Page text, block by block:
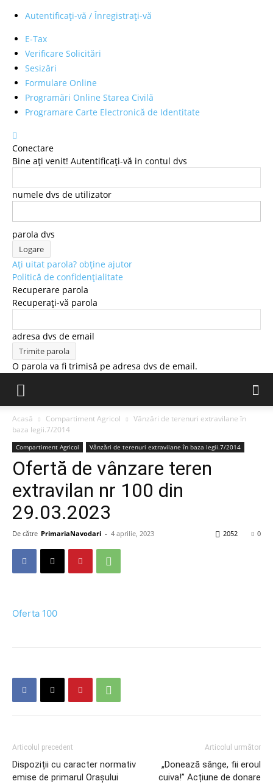
Autentificați-vă / Înregistrați-vă
E-Tax
Verificare Solicitări
Sesizări
Formulare Online
Programări Online Starea Civilă
Programare Carte Electronică de Identitate
Conectare
Bine ați venit! Autentificați-vă in contul dvs
numele dvs de utilizator
parola dvs
Ați uitat parola? obține ajutor
Politică de confidențialitate
Recuperare parola
Recuperați-vă parola
adresa dvs de email
O parola va fi trimisă pe adresa dvs de email.
Acasă Compartiment Agricol
Vânzări de terenuri extravilane în
baza legii.7/2014
Compartiment Agricol Vânzări de terenuri extravilane în baza legii.7/2014
Ofertă de vânzare teren
extravilan nr 100 din
29.03.2023
De către PrimariaNavodari - 4 aprilie, 2023 0
2052
Oferta 100
Articolul precedent
Dispoziții cu caracter normativ
emise de primarul Orașului
Articolul următor
„Donează sânge, fii eroul
cuiva!” Acțiune de donare